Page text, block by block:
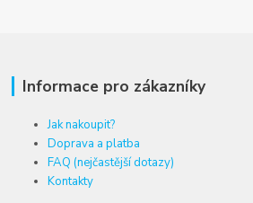
Informace pro zákazníky
Jak nakoupit?
Doprava a platba
FAQ (nejčastější dotazy)
Kontakty